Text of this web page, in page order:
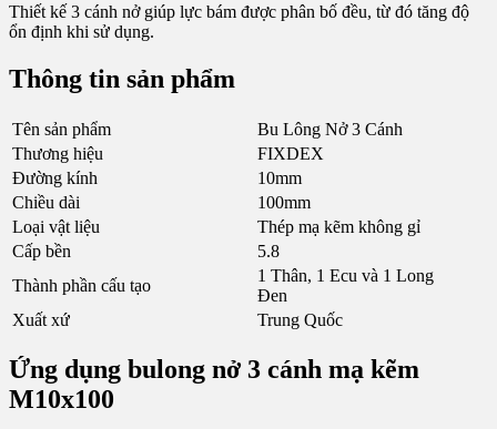
Thiết kế 3 cánh nở giúp lực bám được phân bố đều, từ đó tăng độ
ổn định khi sử dụng.
Thông tin sản phẩm
Tên sản phẩm
Bu Lông Nở 3 Cánh
Thương hiệu
FIXDEX
Đường kính
10mm
Chiều dài
100mm
Loại vật liệu
Thép mạ kẽm không gỉ
Cấp bền
5.8
Thành phần cấu tạo
1 Thân, 1 Ecu và 1 Long
Đen
Xuất xứ
Trung Quốc
Ứng dụng bulong nở 3 cánh mạ kẽm
M10x100